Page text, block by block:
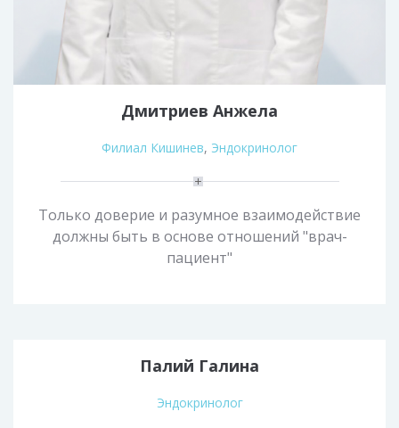
Дмитриев Анжела
Филиал Кишинев, Эндокринолог
Только доверие и разумное взаимодействие
должны быть в основе отношений "врач-
пациент"
Палий Галина
Эндокринолог